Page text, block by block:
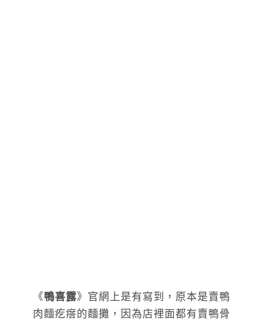
《鴨喜露》官網上是有寫到，原本是賣鴨
肉麵疙瘩的麵攤，因為店裡面都有賣鴨骨